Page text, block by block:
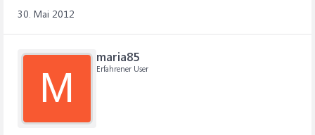
30. Mai 2012
M
maria85
Erfahrener User